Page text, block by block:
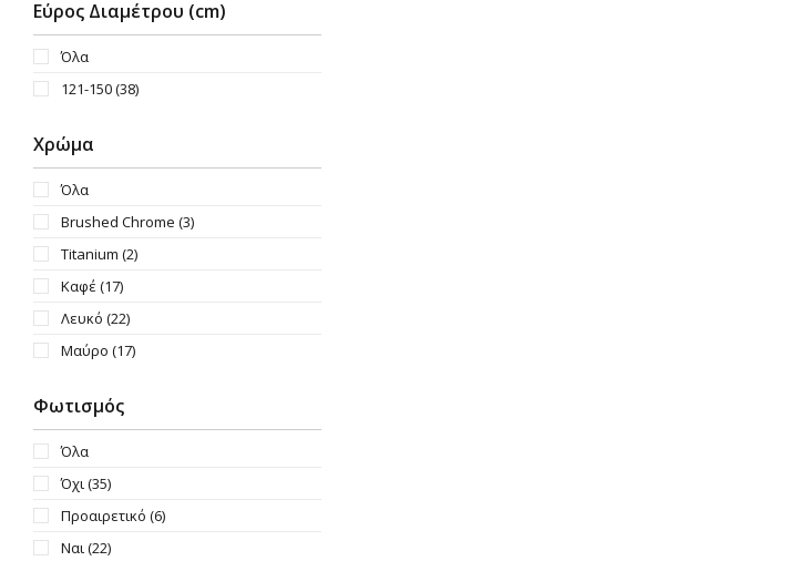
Εύρος Διαμέτρου (cm)
Όλα
121-150(38)
Χρώμα
Όλα
Brushed Chrome (3)
Titanium (2)
Καφέ (17)
Λευκό (22)
Μαύρο (17)
Φωτισμός
Όλα
Όχι(35)
Προαιρετικό (6)
Ναι(22)